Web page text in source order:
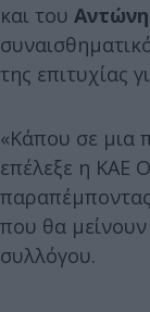
και του
της επιτυχίας
«Κάπου σε μια
επέλεξε η ΚΑΕ
παραπέμποντας
που θα μείνουν
συλλόγου.